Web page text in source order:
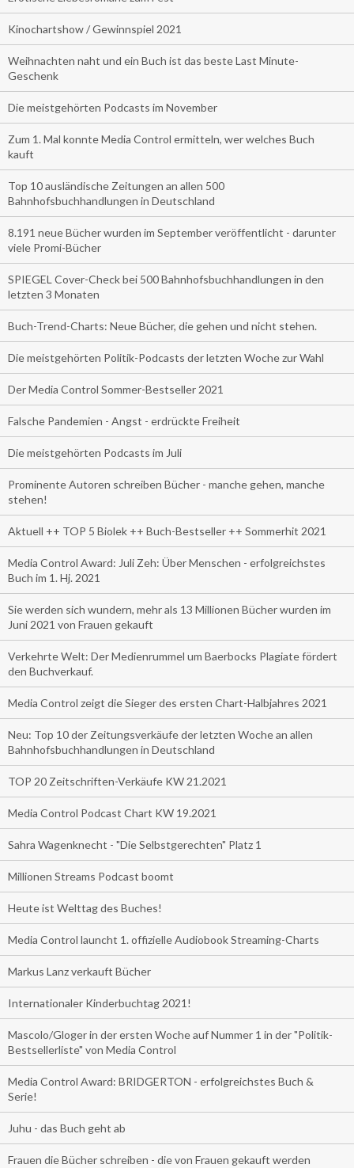
Kinochartshow / Gewinnspiel 2021
Weihnachten naht und ein Buch ist das beste Last Minute-
Geschenk
Die meistgehörten Podcasts im November
Zum 1. Mal konnte Media Control ermitteln, wer welches Buch
kauft
Top 10 ausländische Zeitungen an allen 500
Bahnhofsbuchhandlungen in Deutschland
8.191 neue Bücher wurden im September veröffentlicht - darunter
viele Promi-Bücher
SPIEGEL Cover-Check bei 500 Bahnhofsbuchhandlungen in den
letzten 3 Monaten
Buch-Trend-Charts: Neue Bücher, die gehen und nicht stehen.
Die meistgehörten Politik-Podcasts der letzten Woche zur Wahl
Der Media Control Sommer-Bestseller 2021
Falsche Pandemien - Angst - erdrückte Freiheit
Die meistgehörten Podcasts im Juli
Prominente Autoren schreiben Bücher - manche gehen, manche
stehen!
Aktuell ++ TOP 5 Biolek ++ Buch-Bestseller ++ Sommerhit 2021
Media Control Award: Juli Zeh: Über Menschen - erfolgreichstes
Buch im 1. Hj. 2021
Sie werden sich wundern, mehr als 13 Millionen Bücher wurden im
Juni 2021 von Frauen gekauft
Verkehrte Welt: Der Medienrummel um Baerbocks Plagiate fördert
den Buchverkauf.
Media Control zeigt die Sieger des ersten Chart-Halbjahres 2021
Neu: Top 10 der Zeitungsverkäufe der letzten Woche an allen
Bahnhofsbuchhandlungen in Deutschland
TOP 20 Zeitschriften-Verkäufe KW 21.2021
Media Control Podcast Chart KW 19.2021
Sahra Wagenknecht - "Die Selbstgerechten" Platz 1
Millionen Streams Podcast boomt
Heute ist Welttag des Buches!
Media Control launcht 1. offizielle Audiobook Streaming-Charts
Markus Lanz verkauft Bücher
Internationaler Kinderbuchtag 2021!
Mascolo/Gloger in der ersten Woche auf Nummer 1 in der "Politik-
Bestsellerliste" von Media Control
Media Control Award: BRIDGERTON - erfolgreichstes Buch &
Serie!
Juhu - das Buch geht ab
Frauen die Bücher schreiben - die von Frauen gekauft werden